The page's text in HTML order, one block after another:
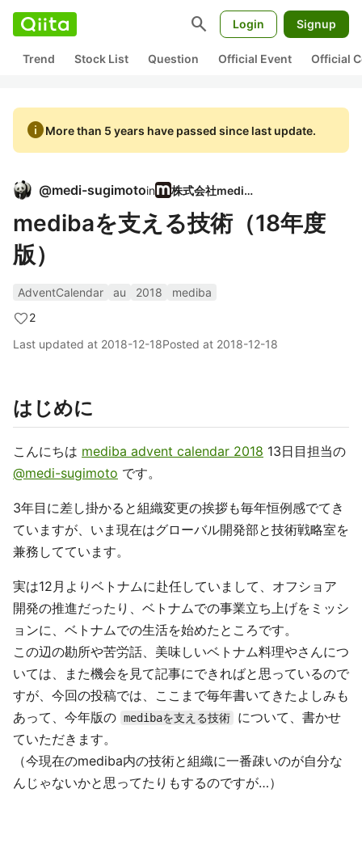
search Login Signup
Trend Stock List Question Official Event Official
infoMore than 5 years have passed since last update.
@medi-sugimotoin 株式会社mediba
medibaを支える技術（18年度
版）
AdventCalendar au 2018
mediba
2
Last updated at 2018-12-18Posted at 2018-12-18
はじめに
こんにちは mediba advent calendar 2018 13日目担当の
@medi-sugimoto です。
3年目に差し掛かると組織変更の挨拶も毎年恒例感でてき
ていますが、いま現在はグローバル開発部と技術戦略室を
兼務してています。
実は12月よりベトナムに赴任していまして、オフショア
開発の推進だったり、ベトナムでの事業立ち上げをミッシ
ョンに、ベトナムでの生活を始めたところです。
この辺の勘所や苦労話、美味しいベトナム料理やさんにつ
いては、また機会を見て記事にできればと思っているので
すが、今回の投稿では、ここまで毎年書いてきたよしみも
あって、今年版の medibaを支える技術
について、書かせ
ていただきます。
（今現在のmediba内の技術と組織に一番疎いのが自分な
んじゃないかと思ってたりもするのですが…）